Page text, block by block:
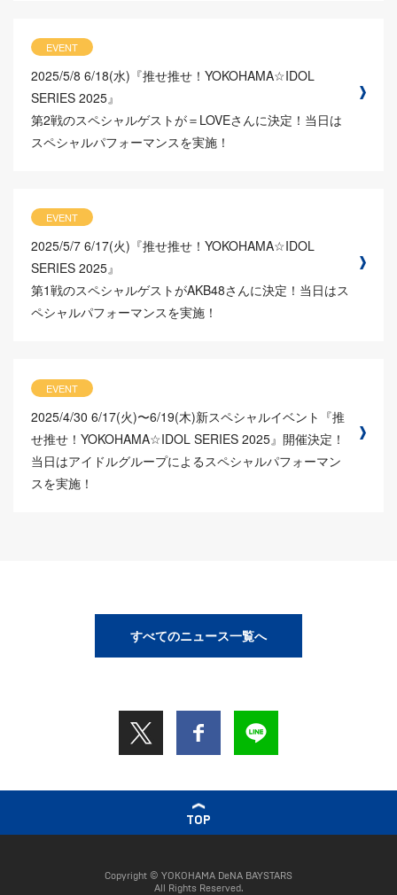
EVENT
2025/5/8 6/18(水)『推せ推せ！YOKOHAMA☆IDOL
SERIES 2025』
第2戦のスペシャルゲストが＝LOVEさんに決定！当日は
スペシャルパフォーマンスを実施！
EVENT
2025/5/7 6/17(火)『推せ推せ！YOKOHAMA☆IDOL
SERIES 2025』
第1戦のスペシャルゲストがAKB48さんに決定！当日はス
ペシャルパフォーマンスを実施！
EVENT
2025/4/30 6/17(火)〜6/19(木)新スペシャルイベント『推
せ推せ！YOKOHAMA☆IDOL SERIES 2025』開催決定！
当日はアイドルグループによるスペシャルパフォーマン
スを実施！
すべてのニュース一覧へ
TOP
Copyright © YOKOHAMA DeNA BAYSTARS
All Rights Reserved.